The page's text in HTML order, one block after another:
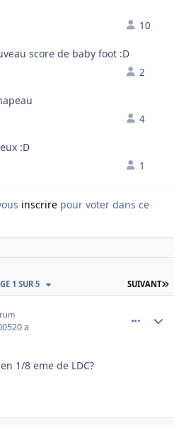
10
score de baby foot :D
2
4
:D
1
inscrire pour voter dans ce
SUIVANT
1 SUR 5
20 a
1/8 eme de LDC?